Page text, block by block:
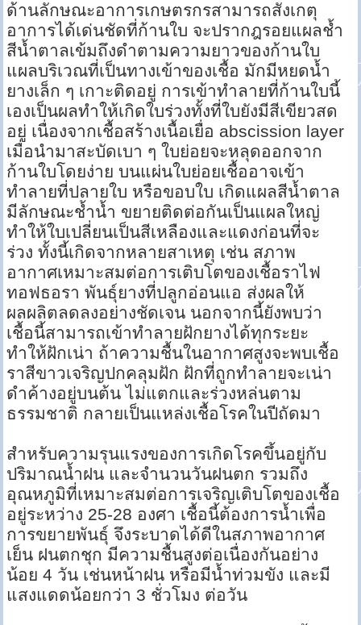
ด้านลักษณะอาการเกษตรกรสามารถสังเกตุ
อาการได้เด่นชัดที่ก้านใบ จะปรากฎรอยแผลช้ำ
สีน้ำตาลเข้มถึงดำตามความยาวของก้านใบ
แผลบริเวณที่เป็นทางเข้าของเชื้อ มักมีหยดน้ำ
ยางเล็ก ๆ เกาะติดอยู่ การเข้าทำลายที่ก้านใบนี้
เองเป็นผลทำให้เกิดใบร่วงทั้งที่ใบยังมีสีเขียวสด
อยู่ เนื่องจากเชื้อสร้างเนื้อเยื่อ abscission layer
เมื่อนำมาสะบัดเบา ๆ ใบย่อยจะหลุดออกจาก
ก้านใบโดยง่าย บนแผ่นใบย่อยเชื้ออาจเข้า
ทำลายที่ปลายใบ หรือขอบใบ เกิดแผลสีน้ำตาล
มีลักษณะช้ำน้ำ ขยายติดต่อกันเป็นแผลใหญ่
ทำให้ใบเปลี่ยนเป็นสีเหลืองและแดงก่อนที่จะ
ร่วง ทั้งนี้เกิดจากหลายสาเหตุ เช่น สภาพ
อากาศเหมาะสมต่อการเติบโตของเชื้อราไฟ
ทอฟธอรา พันธุ์ยางที่ปลูกอ่อนแอ ส่งผลให้
ผลผลิตลดลงอย่างชัดเจน นอกจากนี้ยังพบว่า
เชื้อนี้สามารถเข้าทำลายฝักยางได้ทุกระยะ
ทำให้ฝักเน่า ถ้าความชื้นในอากาศสูงจะพบเชื้อ
ราสีขาวเจริญปกคลุมฝัก ฝักที่ถูกทำลายจะเน่า
ดำค้างอยู่บนต้น ไม่แตกและร่วงหล่นตาม
ธรรมชาติ กลายเป็นแหล่งเชื้อโรคในปีถัดมา
สำหรับความรุนแรงของการเกิดโรคขึ้นอยู่กับ
ปริมาณน้ำฝน และจำนวนวันฝนตก รวมถึง
อุณหภูมิที่เหมาะสมต่อการเจริญเติบโตของเชื้อ
อยู่ระหว่าง 25-28 องศา เชื้อนี้ต้องการน้ำเพื่อ
การขยายพันธุ์ จึงระบาดได้ดีในสภาพอากาศ
เย็น ฝนตกชุก มีความชื้นสูงต่อเนื่องกันอย่าง
น้อย 4 วัน เช่นหน้าฝน หรือมีน้ำท่วมขัง และมี
แสงแดดน้อยกว่า 3 ชั่วโมง ต่อวัน